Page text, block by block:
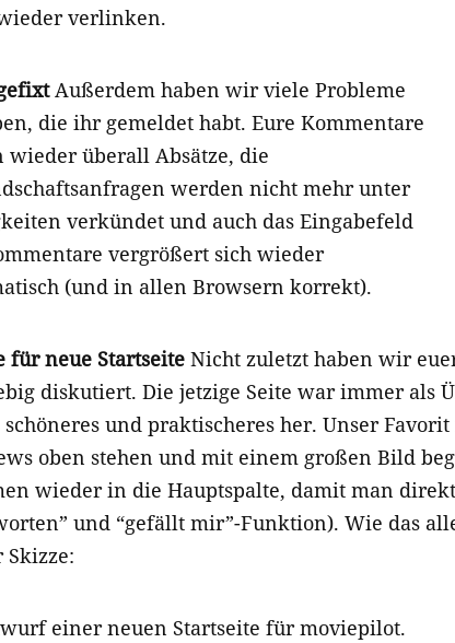
verlinken.
Außerdem haben wir viele Probleme
die ihr gemeldet habt. Eure Kommentare
wieder überall Absätze, die
werden nicht mehr unter
verkündet und auch das Eingabefeld
vergrößert sich wieder
(und in allen Browsern korrekt).
für neue Startseite Nicht zuletzt haben wir
diskutiert. Die jetzige Seite war immer als
schöneres und praktischeres her. Unser
oben stehen und mit einem großen Bild
wieder in die Hauptspalte, damit man
und “gefällt mir”-Funktion). Wie das
Skizze:
einer neuen Startseite für moviepilot.